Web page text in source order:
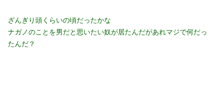
ざんぎり頭くらいの頃だったかな
ナガノのことを男だと思いたい奴が居たんだがあれマジで何だっ
たんだ？